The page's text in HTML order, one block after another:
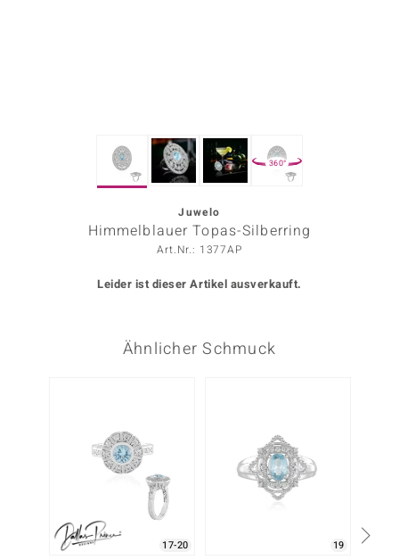
Collection
360°
Juwelo
Himmelblauer Topas-Silberring
Art.Nr.: 1377AP
Leider ist dieser Artikel ausverkauft.
Ähnlicher Schmuck
17-20 19